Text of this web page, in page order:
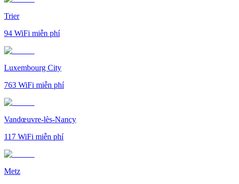
Trier
94 WiFi miễn phí
Luxembourg City
763 WiFi miễn phí
Vandœuvre-lès-Nancy
117 WiFi miễn phí
Metz